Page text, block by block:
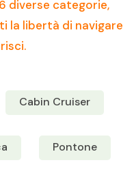
diverse categorie,
la libertà di navigare
Cabin Cruiser
Pontone